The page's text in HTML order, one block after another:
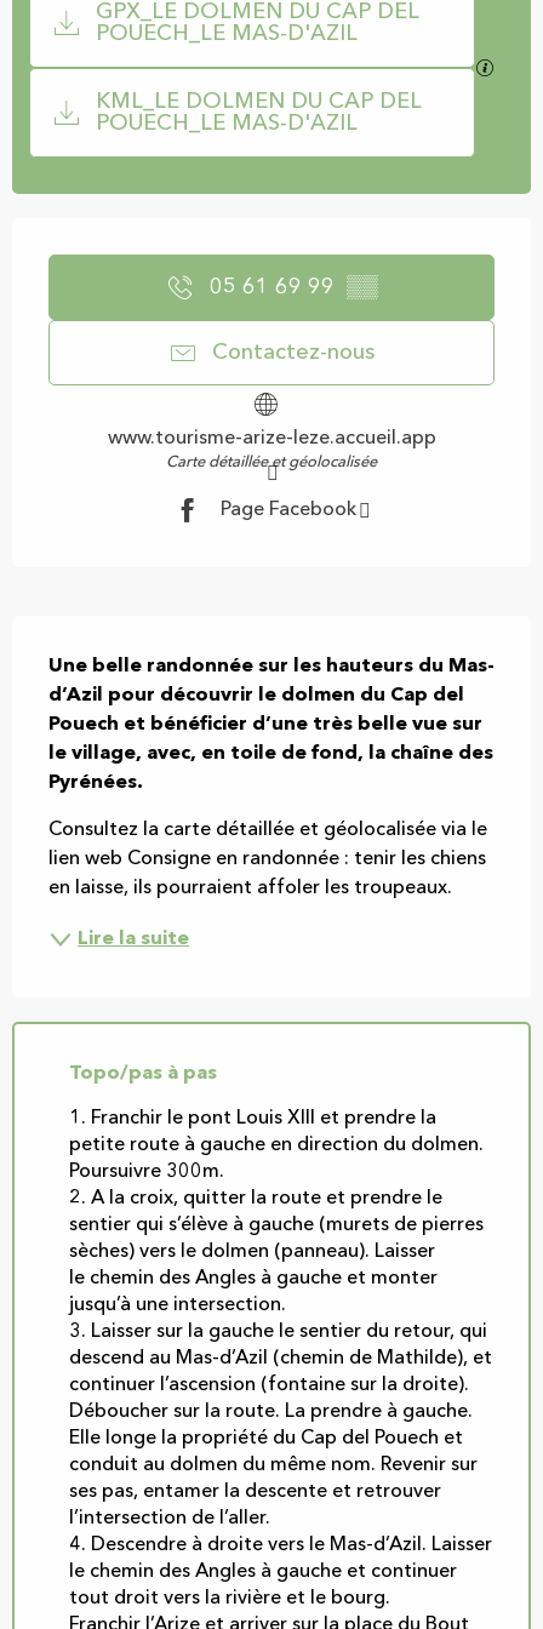
GPX_LE DOLMEN DU CAP DEL
POUECH_LE MAS-D'AZIL
KML_LE DOLMEN DU CAP DEL
POUECH_LE MAS-D'AZIL
05 61 69 99 ▒▒
Contactez-nous
www.tourisme-arize-leze.accueil.app
Carte détaillée et géolocalisée
Page Facebook
Une belle randonnée sur les hauteurs du Mas-
d’Azil pour découvrir le dolmen du Cap del
Pouech et bénéficier d’une très belle vue sur
le village, avec, en toile de fond, la chaîne des
Pyrénées.
Consultez la carte détaillée et géolocalisée via le
lien web Consigne en randonnée : tenir les chiens
en laisse, ils pourraient affoler les troupeaux.
Lire la suite
Topo/pas à pas
1. Franchir le pont Louis XIII et prendre la
petite route à gauche en direction du dolmen.
Poursuivre 300m.
2. A la croix, quitter la route et prendre le
sentier qui s’élève à gauche (murets de pierres
sèches) vers le dolmen (panneau). Laisser
le chemin des Angles à gauche et monter
jusqu’à une intersection.
3. Laisser sur la gauche le sentier du retour, qui
descend au Mas-d’Azil (chemin de Mathilde), et
continuer l’ascension (fontaine sur la droite).
Déboucher sur la route. La prendre à gauche.
Elle longe la propriété du Cap del Pouech et
conduit au dolmen du même nom. Revenir sur
ses pas, entamer la descente et retrouver
l’intersection de l’aller.
4. Descendre à droite vers le Mas-d’Azil. Laisser
le chemin des Angles à gauche et continuer
tout droit vers la rivière et le bourg.
Franchir l’Arize et arriver sur la place du Bout